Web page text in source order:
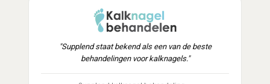
"Supplend staat bekend als een van de beste
behandelingen voor kalknagels."